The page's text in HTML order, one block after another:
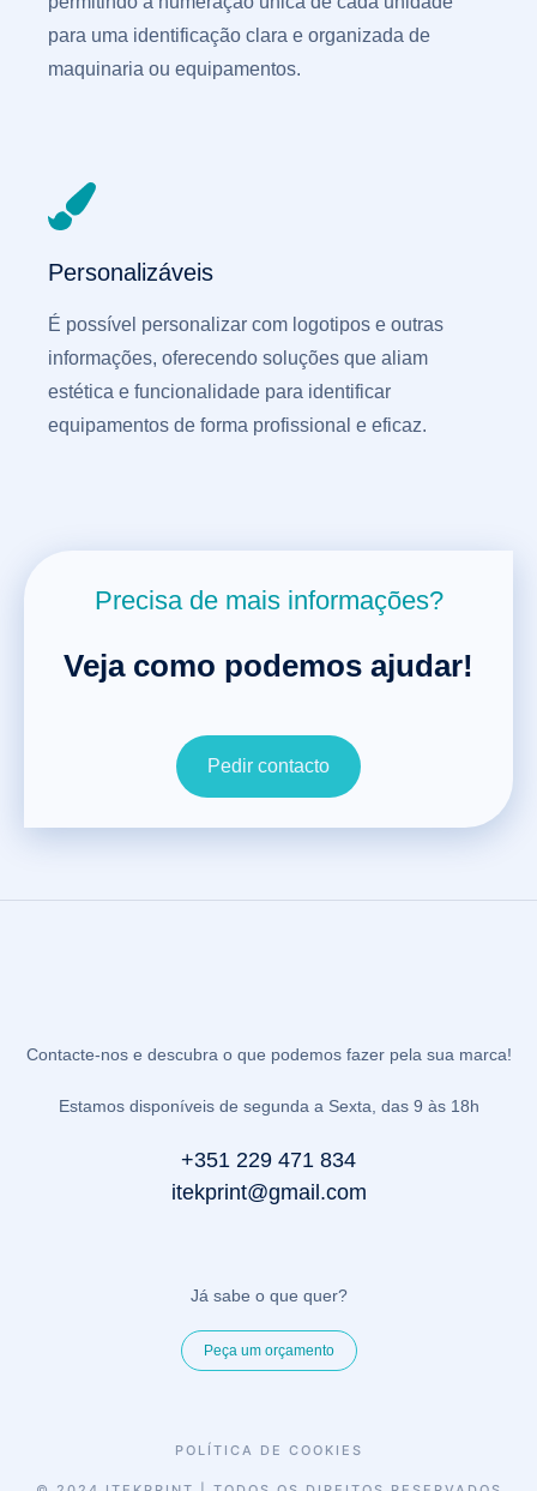
para uma identificação clara e organizada de
maquinaria ou equipamentos.
Personalizáveis
É possível personalizar com logotipos e outras
informações, oferecendo soluções que aliam
estética e funcionalidade para identificar
equipamentos de forma profissional e eficaz.
Precisa de mais informações?
Veja como podemos ajudar!
Pedir contacto
Contacte-nos e descubra o que podemos fazer pela sua marca!
Estamos disponíveis de segunda a Sexta, das 9 às 18h
+351 229 471 834
itekprint@gmail.com
Já sabe o que quer?
Peça um orçamento
POLÍTICA DE COOKIES